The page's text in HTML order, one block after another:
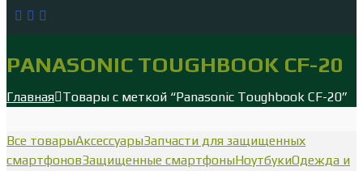
PANASONIC TOUGHBOOK CF-20
Главная Товары с меткой “Panasonic Toughbook CF-20”
Все товарыАксессуарыЗапчасти для защищенных
смартфоновЗащищенные смартфоныНоутбукиОдежда и